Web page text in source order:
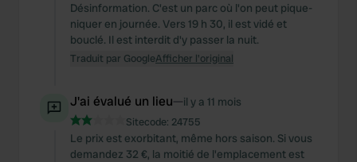
Désinformation. C'est un parc où l'on peut pique-
niquer en journée. Vers 19 h 30, il est vidé et
bouclé. Il est interdit d'y passer la nuit.
Traduit par GoogleAfficher l'original
J'ai évalué un lieu—il y a 11 mois
Sitecode: 24755
Le prix est exorbitant, même hors saison. Si vous
demandez 32 €, la moitié de l'emplacement est